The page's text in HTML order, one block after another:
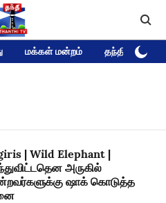
மக்கள் மன்றம் தந்தி டிவி
| Wild Elephant |
அருகில்
ஷாக் கொடுத்த